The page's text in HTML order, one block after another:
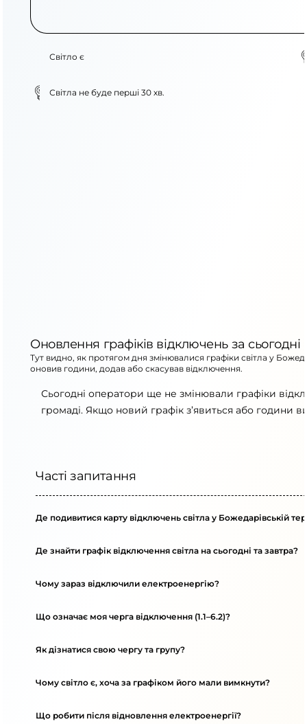
Світло є
Світла не буде перші 30 хв.
Оновлення графіків відключень за сьогодні
Тут видно, як протягом дня змінювалися графіки світла у
оновив години, додав або скасував відключення.
Сьогодні оператори ще не змінювали графіки
громаді. Якщо новий графік з’явиться або години
Часті запитання
Де подивитися карту відключень світла у Божедарівській
Де знайти графік відключення світла на сьогодні та завтра?
Чому зараз відключили електроенергію?
Що означає моя черга відключення (1.1–6.2)?
Як дізнатися свою чергу та групу?
Чому світло є, хоча за графіком його мали вимкнути?
Що робити після відновлення електроенергії?